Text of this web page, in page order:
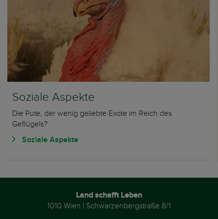
Soziale Aspekte
Die Pute, der wenig geliebte Exote im Reich des
Geflügels?
Soziale Aspekte
Land schafft Leben
1010 Wien | Schwarzenbergstraße 8/1